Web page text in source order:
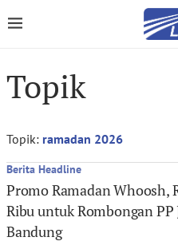
Topik
Topik: ramadan 2026
Berita Headline
Promo Ramadan Whoosh,
Ribu untuk Rombongan PP
Bandung